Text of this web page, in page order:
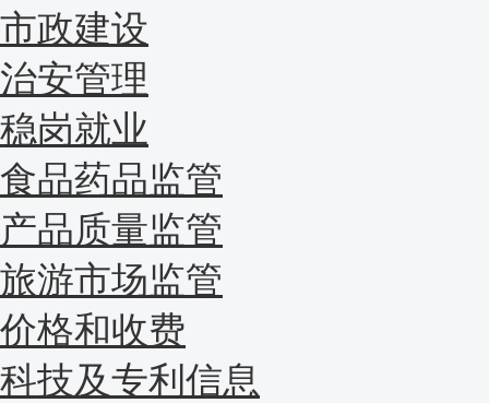
市政建设
治安管理
稳岗就业
食品药品监管
产品质量监管
旅游市场监管
价格和收费
科技及专利信息